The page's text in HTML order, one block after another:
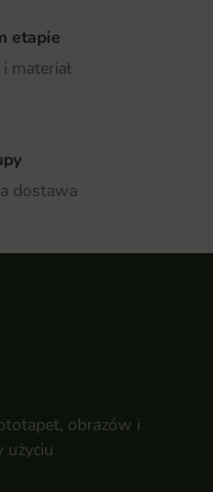
etapie
materiał
dostawa
obrazów i
użyciu